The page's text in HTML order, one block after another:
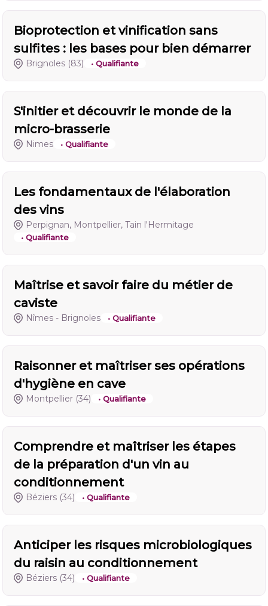
Bioprotection et vinification sans
sulfites : les bases pour bien démarrer
Brignoles (83) • Qualifiante
S'initier et découvrir le monde de la
micro-brasserie
Nimes • Qualifiante
Les fondamentaux de l'élaboration
des vins
Perpignan, Montpellier, Tain l'Hermitage
• Qualifiante
Maîtrise et savoir faire du métier de
caviste
Nîmes - Brignoles • Qualifiante
Raisonner et maîtriser ses opérations
d'hygiène en cave
Montpellier (34) • Qualifiante
Comprendre et maîtriser les étapes
de la préparation d'un vin au
conditionnement
Béziers (34) • Qualifiante
Anticiper les risques microbiologiques
du raisin au conditionnement
Béziers (34) • Qualifiante